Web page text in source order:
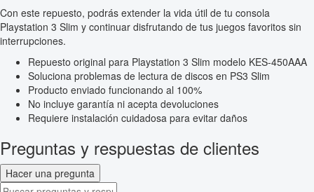
Con este repuesto, podrás extender la vida útil de tu consola
Playstation 3 Slim y continuar disfrutando de tus juegos favoritos sin
interrupciones.
Repuesto original para Playstation 3 Slim modelo KES-450AAA
Soluciona problemas de lectura de discos en PS3 Slim
Producto enviado funcionando al 100%
No incluye garantía ni acepta devoluciones
Requiere instalación cuidadosa para evitar daños
Preguntas y respuestas de clientes
Hacer una pregunta